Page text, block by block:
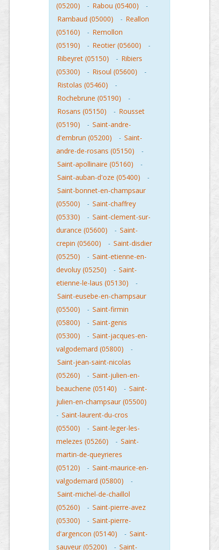
(05200)
- Rabou (05400)
-
Rambaud (05000)
- Reallon
(05160)
- Remollon
(05190)
- Reotier (05600)
-
Ribeyret (05150)
- Ribiers
(05300)
- Risoul (05600)
-
Ristolas (05460)
-
Rochebrune (05190)
-
Rosans (05150)
- Rousset
(05190)
- Saint-andre-
d'embrun (05200)
- Saint-
andre-de-rosans (05150)
-
Saint-apollinaire (05160)
-
Saint-auban-d'oze (05400)
-
Saint-bonnet-en-champsaur
(05500)
- Saint-chaffrey
(05330)
- Saint-clement-sur-
durance (05600)
- Saint-
crepin (05600)
- Saint-disdier
(05250)
- Saint-etienne-en-
devoluy (05250)
- Saint-
etienne-le-laus (05130)
-
Saint-eusebe-en-champsaur
(05500)
- Saint-firmin
(05800)
- Saint-genis
(05300)
- Saint-jacques-en-
valgodemard (05800)
-
Saint-jean-saint-nicolas
(05260)
- Saint-julien-en-
beauchene (05140)
- Saint-
julien-en-champsaur (05500)
- Saint-laurent-du-cros
(05500)
- Saint-leger-les-
melezes (05260)
- Saint-
martin-de-queyrieres
(05120)
- Saint-maurice-en-
valgodemard (05800)
-
Saint-michel-de-chaillol
(05260)
- Saint-pierre-avez
(05300)
- Saint-pierre-
d'argencon (05140)
- Saint-
sauveur (05200)
- Saint-